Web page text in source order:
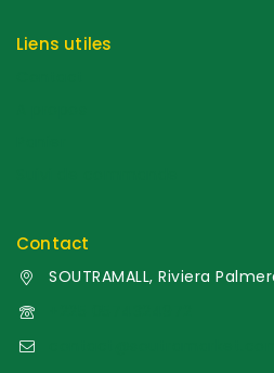
Liens utiles
Contact
SOUTRAMALL, Riviera